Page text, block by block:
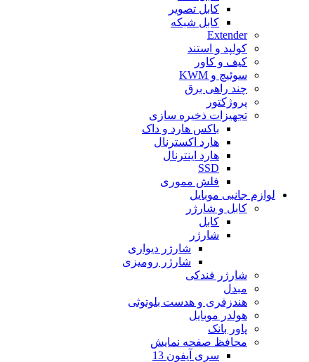
کابل تصویر
کابل شبکه
Extender
کولپد و استند
کیف و کاور
سوئیچ و KWM
چند راهی برق
پروژکتور
تجهیزات ذخیره سازی
باکس هارد و داک
هارد اکسترنال
هارد اینترنال
SSD
فلش مموری
لوازم جانبی موبایل
کابل و شارژر
کابل
شارژر
شارژر دیواری
شارژر رومیزی
شارژر فندکی
مبدل
هندزفری و هدست بلوتوثی
هولدر موبایل
پاور بانک
محافظ صفحه نمایش
سری آیفون 13